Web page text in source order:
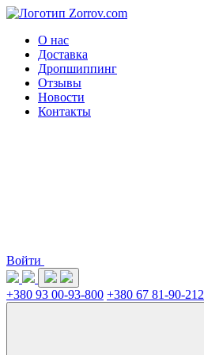
О нас
Доставка
Дропшиппинг
Отзывы
Новости
Контакты
Войти
+380 93 00-93-800 +380 67 81-90-212